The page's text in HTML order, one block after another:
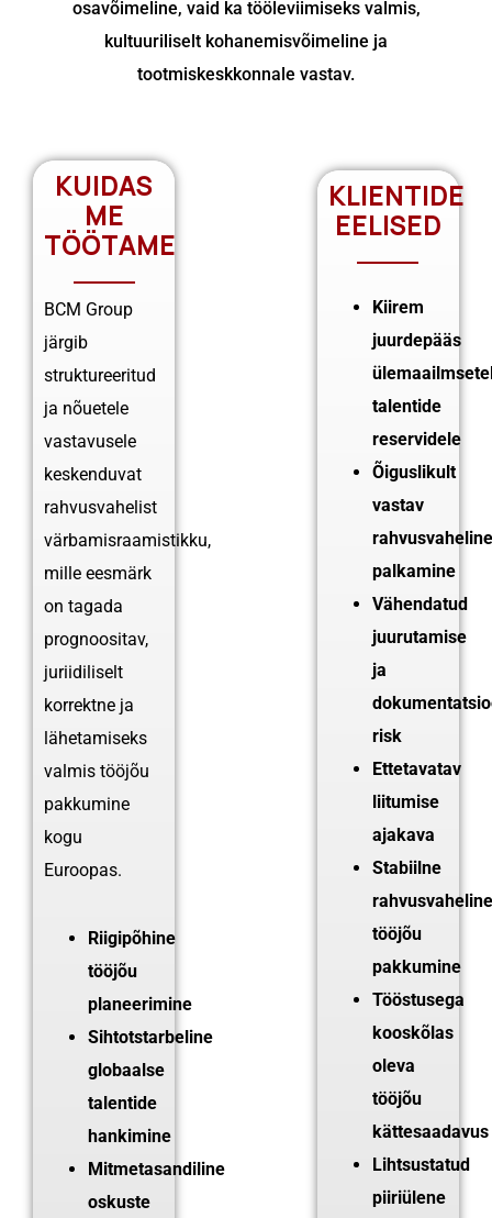
osavõimeline, vaid ka tööleviimiseks valmis,
kultuuriliselt kohanemisvõimeline ja
tootmiskeskkonnale vastav.
KUIDAS
ME
TÖÖTAME
BCM Group
järgib
struktureeritud
ja nõuetele
vastavusele
keskenduvat
rahvusvahelist
värbamisraamistikku,
mille eesmärk
on tagada
prognoositav,
juriidiliselt
korrektne ja
lähetamiseks
valmis tööjõu
pakkumine
kogu
Euroopas.
Riigipõhine
tööjõu
planeerimine
Sihtotstarbeline
globaalse
talentide
hankimine
Mitmetasandiline
oskuste
KLIENTIDE
EELISED
Kiirem
juurdepääs
talentide
reservidele
Õiguslikult
vastav
rahvusvaheline
palkamine
Vähendatud
juurutamise
ja
risk
Ettetavatav
liitumise
ajakava
Stabiilne
rahvusvaheline
tööjõu
pakkumine
Tööstusega
kooskõlas
oleva
tööjõu
kättesaadavus
Lihtsustatud
piiriülene